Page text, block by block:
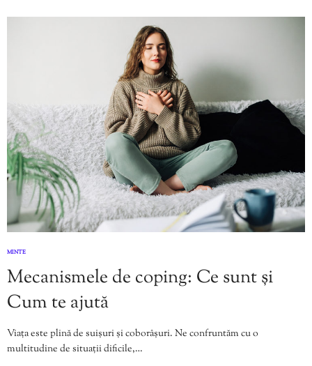
MINTE
Mecanismele de coping: Ce sunt și
Cum te ajută
Viața este plină de suișuri și coborâșuri. Ne confruntăm cu o
multitudine de situații dificile,…